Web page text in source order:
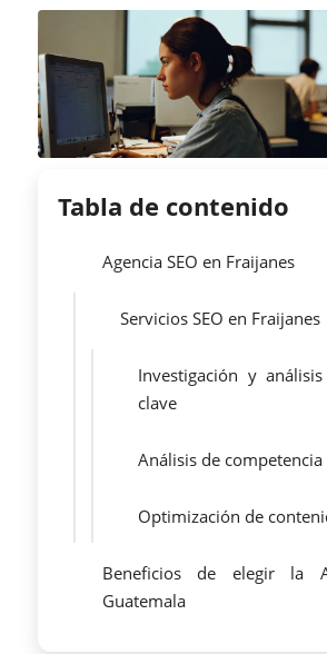
Tabla de contenido
Agencia SEO en Fraijanes
Servicios SEO en Fraijanes
Investigación y
clave
Análisis de
Optimización de
Beneficios de elegir la
Guatemala